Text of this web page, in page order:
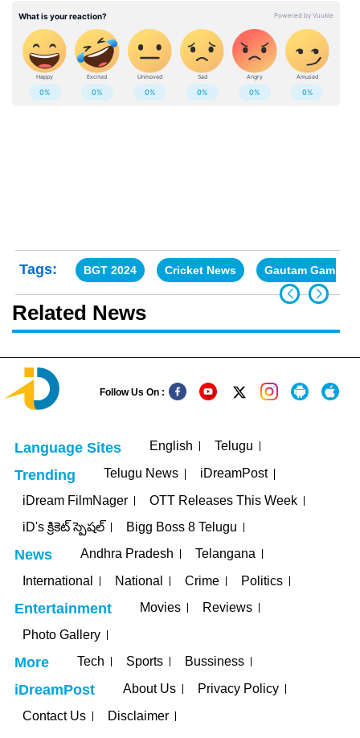
Tags: BGT 2024 Cricket News Gautam Gambhir
Related News
Follow Us On :
Language Sites English Telugu
Trending Telugu News
iDreamPost
iDream FilmNager
OTT Releases This Week
iD's క్రికెట్ స్పెషల్
Bigg Boss 8 Telugu
News Andhra Pradesh
Telangana
International
National Crime Politics
Entertainment Movies
Reviews
Photo Gallery
More Tech Sports Bussiness
iDreamPost About Us
Privacy Policy
Contact Us
Disclaimer